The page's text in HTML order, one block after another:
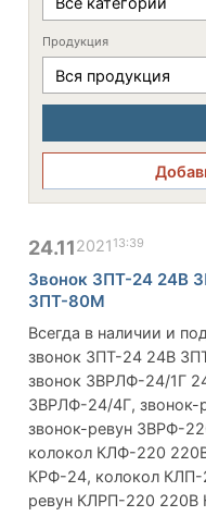
Продукция
24.112021 13:39
Звонок ЗПТ-24 24В
ЗПТ-80М
Всегда в наличии и
звонок ЗПТ-24 24В
звонок ЗВРЛФ-24/1Г
ЗВРЛФ-24/4Г,
звонок-ревун ЗВРФ-
колокол КЛФ-220
КРФ-24, колокол
ревун КЛРП-220 220В